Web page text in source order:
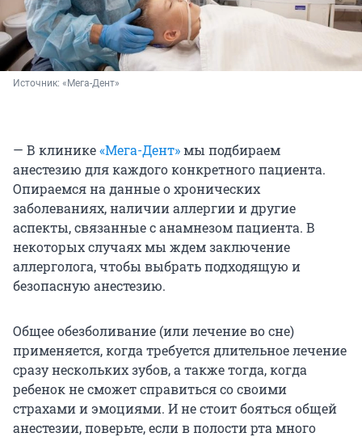
Источник: «Мега-Дент»
— В клинике«Мега-Дент»мы подбираем
анестезию для каждого конкретного пациента.
Опираемся на данные о хронических
заболеваниях, наличии аллергии и другие
аспекты, связанные с анамнезом пациента. В
некоторых случаях мы ждем заключение
аллерголога, чтобы выбрать подходящую и
безопасную анестезию.
Общее обезболивание (или лечение во сне)
применяется, когда требуется длительное лечение
сразу нескольких зубов, а также тогда, когда
ребенок не сможет справиться со своими
страхами и эмоциями. И не стоит бояться общей
анестезии, поверьте, если в полости рта много